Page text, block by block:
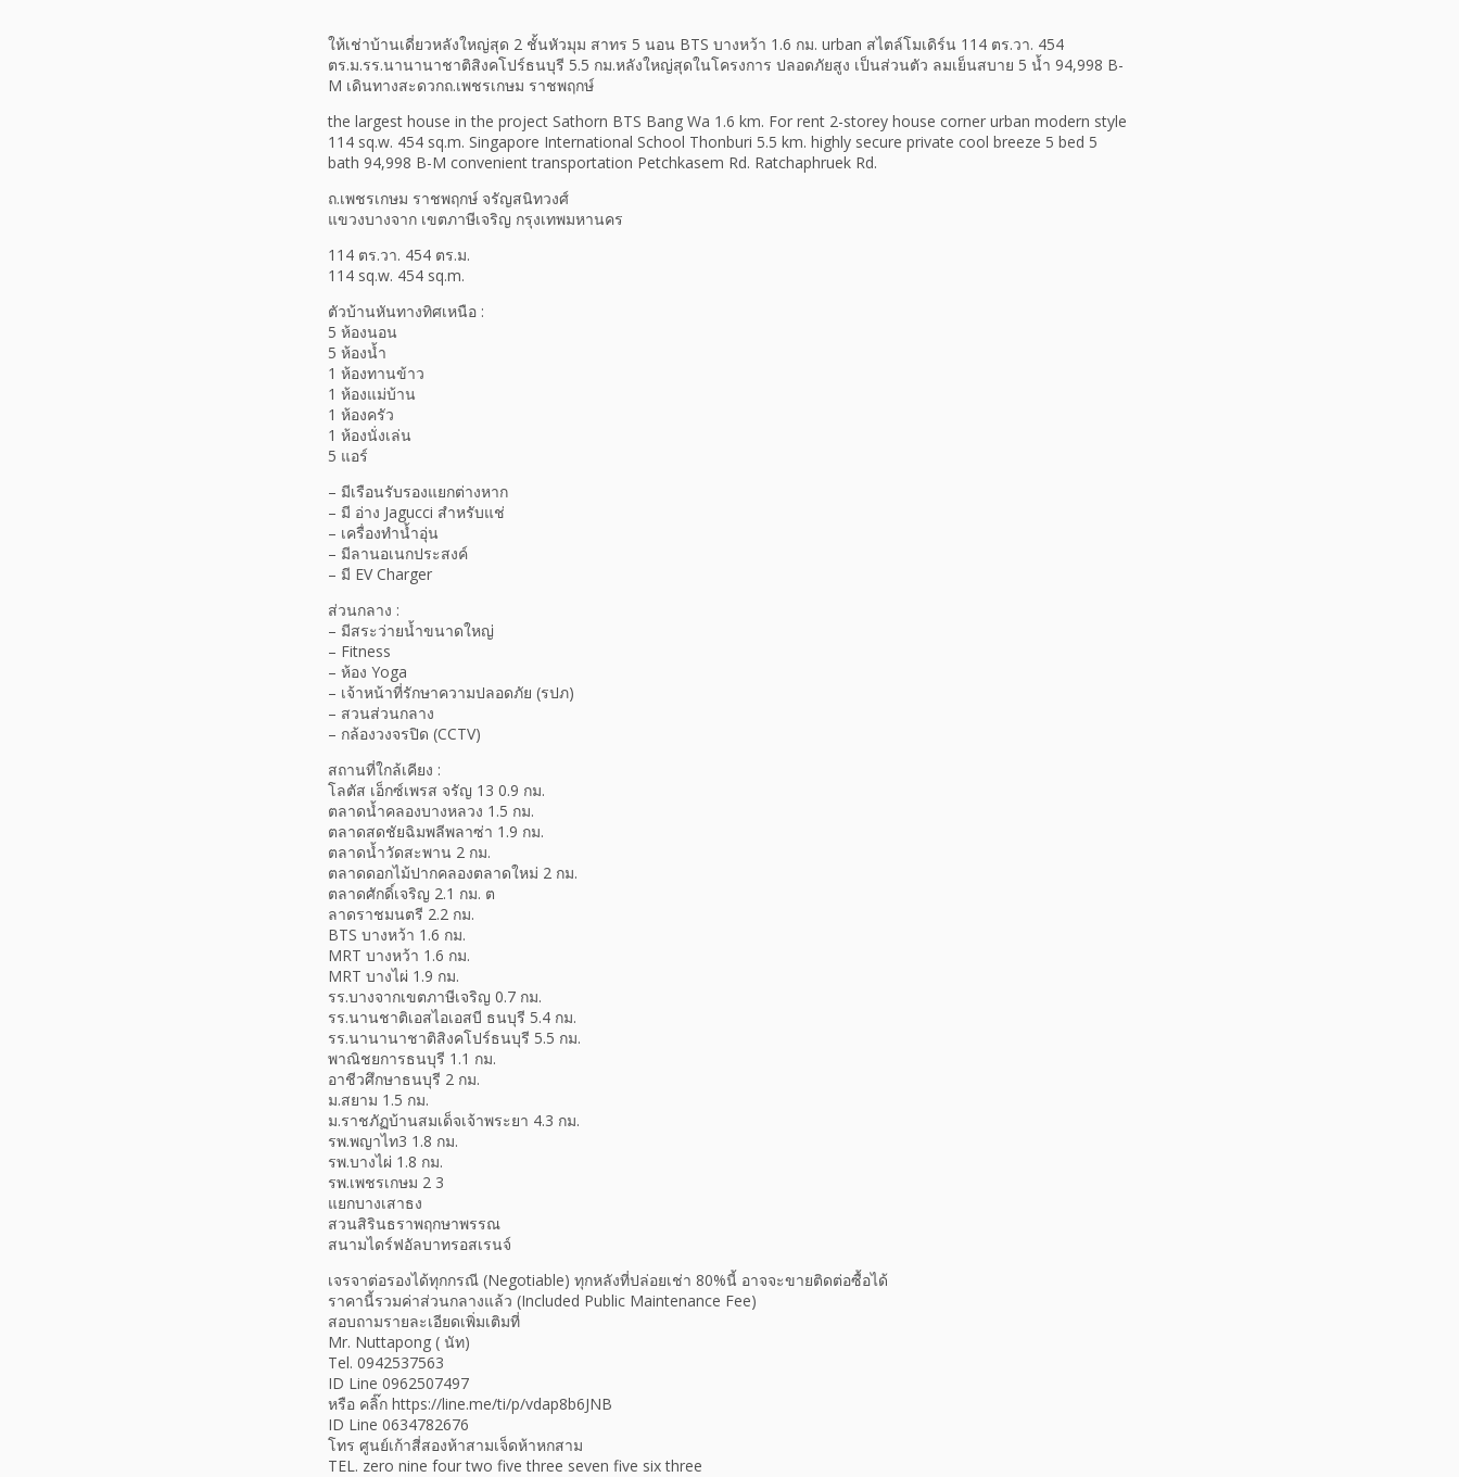
ให้เช่าบ้านเดี่ยวหลังใหญ่สุด 2 ชั้นหัวมุม สาทร 5 นอน BTS บางหว้า 1.6 กม. urban สไตล์โมเดิร์น 114 ตร.วา. 454
ตร.ม.รร.นานานาชาติสิงคโปร์ธนบุรี 5.5 กม.หลังใหญ่สุดในโครงการ ปลอดภัยสูง เป็นส่วนตัว ลมเย็นสบาย 5 น้ำ 94,998 B-
M เดินทางสะดวกถ.เพชรเกษม ราชพฤกษ์
the largest house in the project Sathorn BTS Bang Wa 1.6 km. For rent 2-storey house corner urban modern style
114 sq.w. 454 sq.m. Singapore International School Thonburi 5.5 km. highly secure private cool breeze 5 bed 5
bath 94,998 B-M convenient transportation Petchkasem Rd. Ratchaphruek Rd.
ถ.เพชรเกษม ราชพฤกษ์ จรัญสนิทวงศ์
แขวงบางจาก เขตภาษีเจริญ กรุงเทพมหานคร
114 ตร.วา. 454 ตร.ม.
114 sq.w. 454 sq.m.
ตัวบ้านหันทางทิศเหนือ :
5 ห้องนอน
5 ห้องน้ำ
1 ห้องทานข้าว
1 ห้องแม่บ้าน
1 ห้องครัว
1 ห้องนั่งเล่น
5 แอร์
– มีเรือนรับรองแยกต่างหาก
– มี อ่าง Jagucci สำหรับแช่
– เครื่องทำน้ำอุ่น
– มีลานอเนกประสงค์
– มี EV Charger
ส่วนกลาง :
– มีสระว่ายน้ำขนาดใหญ่
– Fitness
– ห้อง Yoga
– เจ้าหน้าที่รักษาความปลอดภัย (รปภ)
– สวนส่วนกลาง
– กล้องวงจรปิด (CCTV)
สถานที่ใกล้เคียง :
โลตัส เอ็กซ์เพรส จรัญ 13 0.9 กม.
ตลาดน้ำคลองบางหลวง 1.5 กม.
ตลาดสดชัยฉิมพลีพลาซ่า 1.9 กม.
ตลาดน้ำวัดสะพาน 2 กม.
ตลาดดอกไม้ปากคลองตลาดใหม่ 2 กม.
ตลาดศักดิ์เจริญ 2.1 กม. ต
ลาดราชมนตรี 2.2 กม.
BTS บางหว้า 1.6 กม.
MRT บางหว้า 1.6 กม.
MRT บางไผ่ 1.9 กม.
รร.บางจากเขตภาษีเจริญ 0.7 กม.
รร.นานชาติเอสไอเอสบี ธนบุรี 5.4 กม.
รร.นานานาชาติสิงคโปร์ธนบุรี 5.5 กม.
พาณิชยการธนบุรี 1.1 กม.
อาชีวศึกษาธนบุรี 2 กม.
ม.สยาม 1.5 กม.
ม.ราชภัฏบ้านสมเด็จเจ้าพระยา 4.3 กม.
รพ.พญาไท3 1.8 กม.
รพ.บางไผ่ 1.8 กม.
รพ.เพชรเกษม 2 3
แยกบางเสาธง
สวนสิรินธราพฤกษาพรรณ
สนามไดร์ฟอัลบาทรอสเรนจ์
เจรจาต่อรองได้ทุกกรณี (Negotiable) ทุกหลังที่ปล่อยเช่า 80%นี้ อาจจะขายติดต่อซื้อได้
ราคานี้รวมค่าส่วนกลางแล้ว (Included Public Maintenance Fee)
สอบถามรายละเอียดเพิ่มเติมที่
Mr. Nuttapong ( นัท)
Tel. 0942537563
ID Line 0962507497
หรือ คลิ๊ก https://line.me/ti/p/vdap8b6JNB
ID Line 0634782676
โทร ศูนย์เก้าสี่สองห้าสามเจ็ดห้าหกสาม
TEL. zero nine four two five three seven five six three